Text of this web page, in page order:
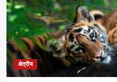
क्षेत्रीय